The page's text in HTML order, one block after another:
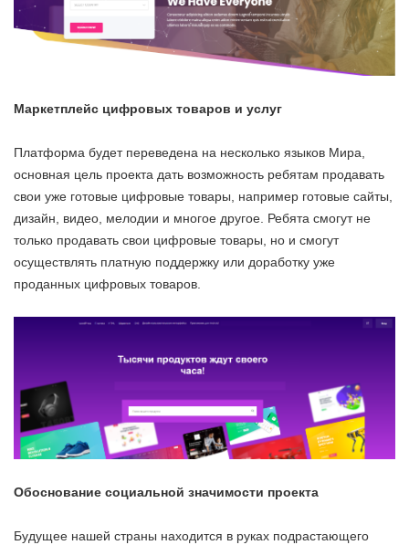
Маркетплейс цифровых товаров и услуг
Платформа будет переведена на несколько языков Мира,
основная цель проекта дать возможность ребятам продавать
свои уже готовые цифровые товары, например готовые сайты,
дизайн, видео, мелодии и многое другое. Ребята смогут не
только продавать свои цифровые товары, но и смогут
осуществлять платную поддержку или доработку уже
проданных цифровых товаров.
Обоснование социальной значимости проекта
Будущее нашей страны находится в руках подрастающего